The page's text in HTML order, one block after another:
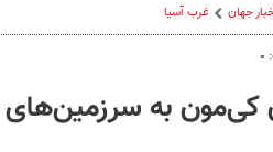
جهان غرب آسیا
کی‌مون به سرزمین‌های